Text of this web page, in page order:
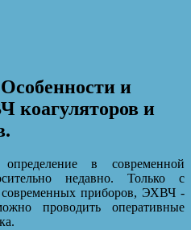
и
коагуляторов и
в современной
недавно. Только с
современных приборов, ЭХВЧ -
проводить оперативные